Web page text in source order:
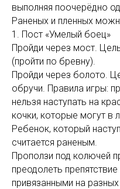
выполняя поочерёдно
Раненых и пленных
1. Пост «Умелый боец»
Пройди через мост.
(пройти по бревну).
Пройди через болото.
обручи. Правила игры:
нельзя наступать на
кочки, которые могут в
Ребенок, который
считается раненым.
Проползи под колючей
преодолеть
привязанными на